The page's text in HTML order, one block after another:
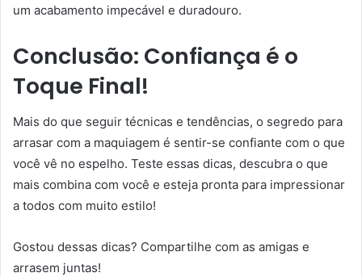
um acabamento impecável e duradouro.
Conclusão: Confiança é o
Toque Final!
Mais do que seguir técnicas e tendências, o segredo para
arrasar com a maquiagem é sentir-se confiante com o que
você vê no espelho. Teste essas dicas, descubra o que
mais combina com você e esteja pronta para impressionar
a todos com muito estilo!
Gostou dessas dicas? Compartilhe com as amigas e
arrasem juntas!